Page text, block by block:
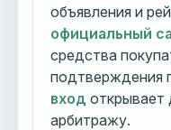
объявления и
официальный
средства
подтверждения
вход открывает
арбитражу.